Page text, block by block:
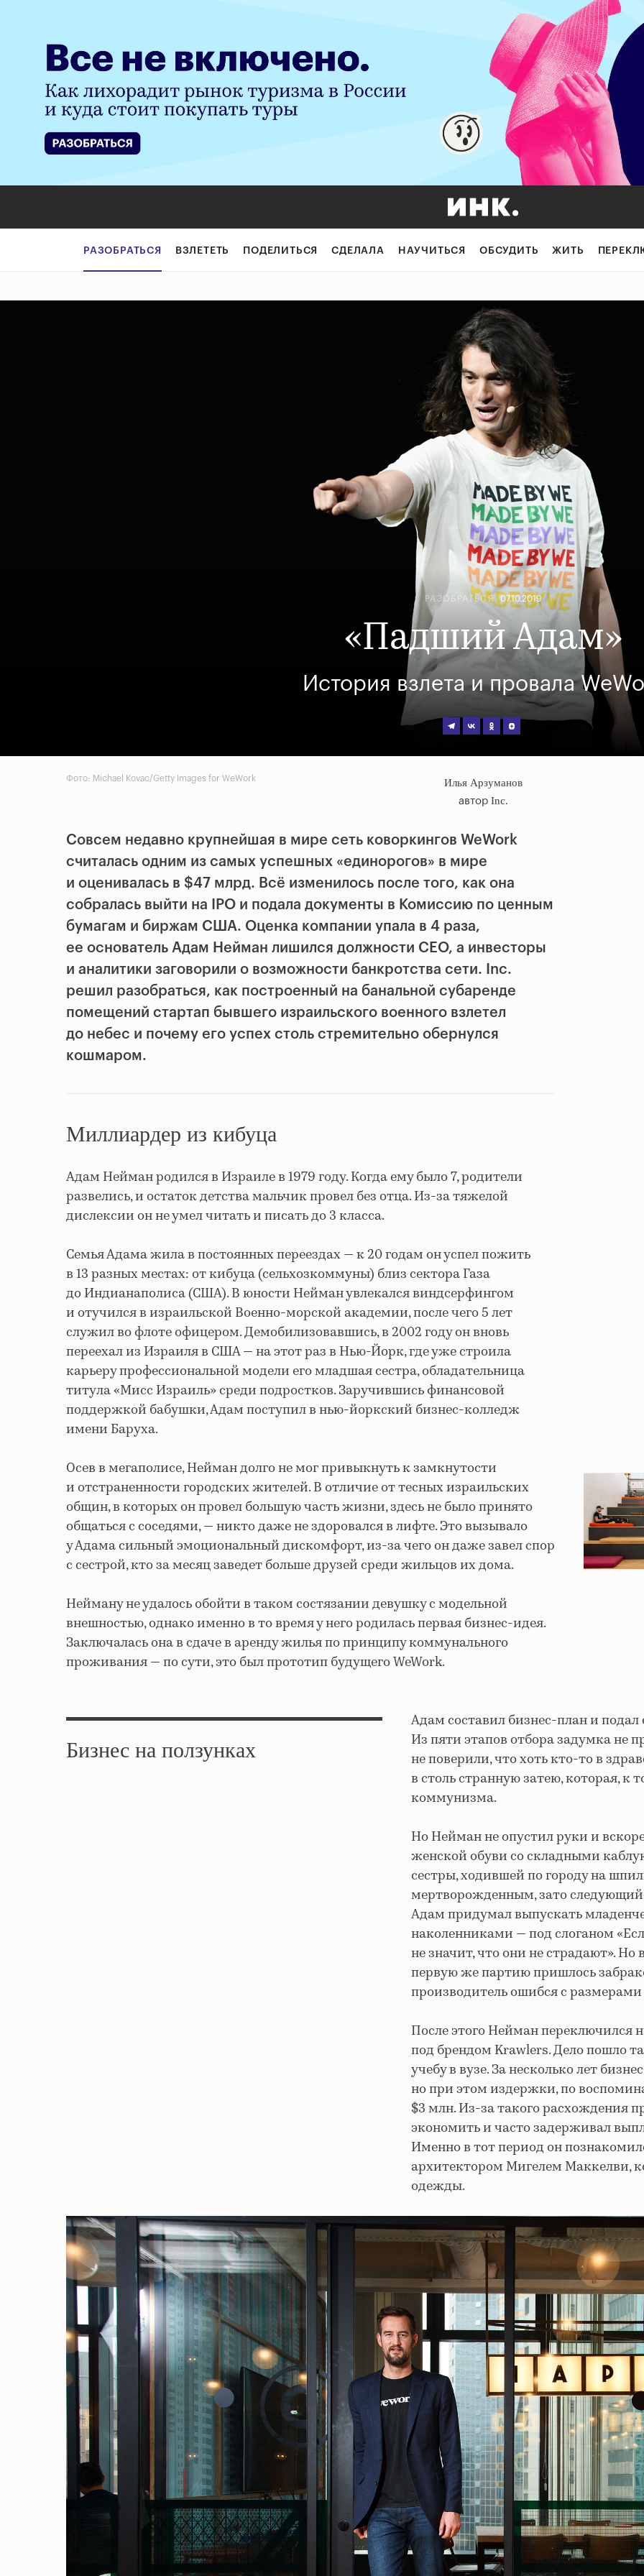
РАЗОБРАТЬСЯ ВЗЛЕТЕТЬ ПОДЕЛИТЬСЯ СДЕЛАЛА НАУЧИТЬСЯ ОБСУДИТЬ ЖИТЬ
РАЗОБРАТЬСЯ 07.10.2019
«Падший Адам»
История взлета и провала
Фото: Michael Kovac/Getty Images for WeWork Илья Арзуманов
автор Inc.
Совсем недавно крупнейшая в мире сеть коворкингов WeWork
считалась одним из самых успешных «единорогов» в мире
и оценивалась в $47 млрд. Всё изменилось после того, как она
собралась выйти на IPO и подала документы в Комиссию по ценным
бумагам и биржам США. Оценка компании упала в 4 раза,
ее основатель Адам Нейман лишился должности CEO, а инвесторы
и аналитики заговорили о возможности банкротства сети. Inc.
решил разобраться, как построенный на банальной субаренде
помещений стартап бывшего израильского военного взлетел
до небес и почему его успех столь стремительно обернулся
кошмаром.
Миллиардер из кибуца
Адам Нейман родился в Израиле в 1979 году. Когда ему было 7, родители
развелись, и остаток детства мальчик провел без отца. Из-за тяжелой
дислексии он не умел читать и писать до 3 класса.
Семья Адама жила в постоянных переездах — к 20 годам он успел пожить
в 13 разных местах: от кибуца (сельхозкоммуны) близ сектора Газа
до Индианаполиса (США). В юности Нейман увлекался виндсерфингом
и отучился в израильской Военно-морской академии, после чего 5 лет
служил во флоте офицером. Демобилизовавшись, в 2002 году он вновь
переехал из Израиля в США — на этот раз в Нью-Йорк, где уже строила
карьеру профессиональной модели его младшая сестра, обладательница
титула «Мисс Израиль» среди подростков. Заручившись финансовой
поддержкой бабушки, Адам поступил в нью-йоркский бизнес-колледж
имени Баруха.
Осев в мегаполисе, Нейман долго не мог привыкнуть к замкнутости
и отстраненности городских жителей. В отличие от тесных израильских
общин, в которых он провел большую часть жизни, здесь не было принято
общаться с соседями, — никто даже не здоровался в лифте. Это вызывало
у Адама сильный эмоциональный дискомфорт, из-за чего он даже завел спор
с сестрой, кто за месяц заведет больше друзей среди жильцов их дома.
Нейману не удалось обойти в таком состязании девушку с модельной
внешностью, однако именно в то время у него родилась первая бизнес-идея.
Заключалась она в сдаче в аренду жилья по принципу коммунального
проживания — по сути, это был прототип будущего WeWork.
Бизнес на ползунках
Адам составил бизнес-план и подал
Из пяти этапов отбора задумка не
не поверили, что хоть кто-то в
в столь странную затею, которая, к
коммунизма.
Но Нейман не опустил руки и
женской обуви со складными
сестры, ходившей по городу на
мертворожденным, зато
Адам придумал выпускать
наколенниками — под слоганом
не значит, что они не страдают».
первую же партию пришлось
производитель ошибся с
После этого Нейман переключился
под брендом Krawlers. Дело пошло
учебу в вузе. За несколько лет
но при этом издержки, по
$3 млн. Из-за такого расхождения
экономить и часто задерживал
Именно в тот период он
архитектором Мигелем Маккелви,
одежды.